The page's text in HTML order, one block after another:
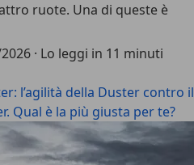
ruote. Una di queste è
· Lo leggi in 11 minuti
l’agilità della Duster contro il
Qual è la più giusta per te?